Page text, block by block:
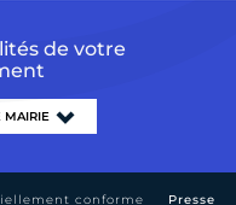
de votre
conforme Presse